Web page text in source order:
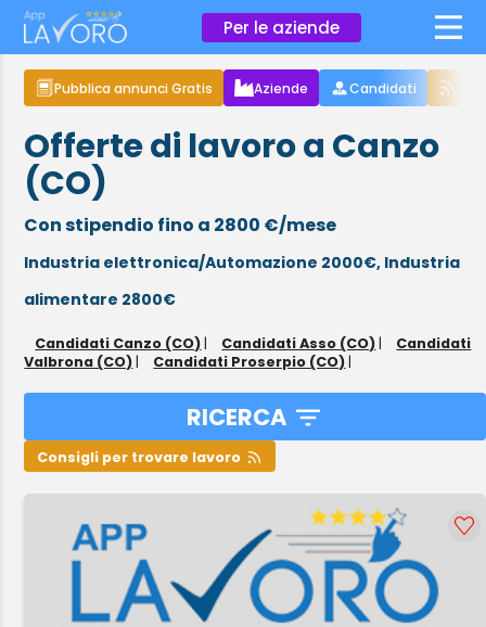
Per le aziende ×
Pubblica annunci Gratis Aziende Candidati
Offerte di lavoro a Canzo
(CO)
Con stipendio fino a 2800 €/mese
Industria elettronica/Automazione 2000€, Industria
alimentare 2800€
Candidati Canzo (CO) | Candidati Asso (CO) |
Candidati
Valbrona (CO) | Candidati Proserpio (CO) |
RICERCA
Consigli per trovare lavoro